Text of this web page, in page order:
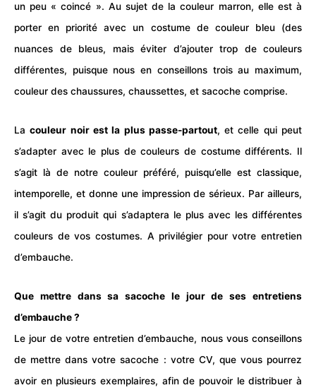
un peu « coincé ». Au sujet de la couleur marron, elle est à
porter en priorité avec un costume de couleur bleu (des
nuances de bleus, mais éviter d’ajouter trop de couleurs
différentes, puisque nous en conseillons trois au maximum,
couleur des chaussures, chaussettes, et sacoche comprise.
Lacouleur noir est la plus passe-partout, et celle qui peut
s’adapter avec le plus de couleurs de costume différents. Il
s’agit là de notre couleur préféré, puisqu’elle est classique,
intemporelle, et donne une impression de sérieux. Par ailleurs,
il s’agit du produit qui s’adaptera le plus avec les différentes
couleurs de vos costumes. A privilégier pour votre entretien
d’embauche.
Que mettre dans sa sacoche le jour de ses entretiens
d’embauche ?
Le jour de votre entretien d’embauche, nous vous conseillons
de mettre dans votre sacoche : votre CV, que vous pourrez
avoir en plusieurs exemplaires, afin de pouvoir le distribuer à